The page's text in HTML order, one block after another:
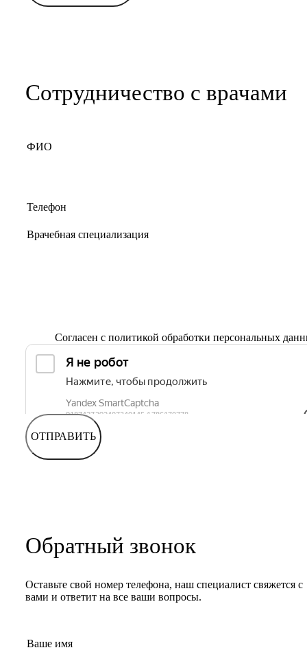
Сотрудничество с врачами
Согласен с политикой обработки персональных
ОТПРАВИТЬ
Обратный звонок
Оставьте свой номер телефона, наш специалист свяжется с
вами и ответит на все ваши вопросы.